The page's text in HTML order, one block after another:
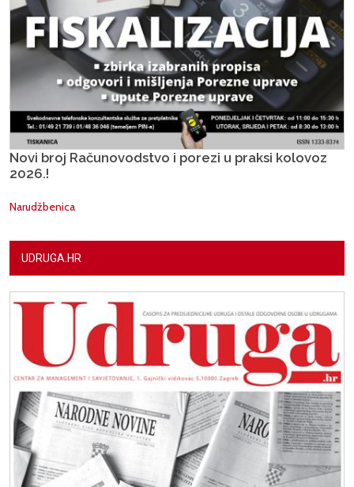
Novi broj Računovodstvo i porezi u praksi kolovoz
2026.!
Narudžbenica
UDRUGA.HR